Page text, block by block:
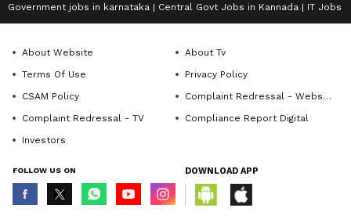
Government jobs in karnataka
Central Govt Jobs in Kannada IT Jobs
About Website
About Tv
Terms Of Use
Privacy Policy
CSAM Policy
Complaint Redressal - Website
Complaint Redressal - TV
Compliance Report Digital
Investors
FOLLOW US ON DOWNLOAD APP